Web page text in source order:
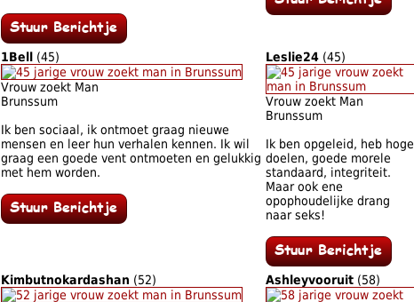
1Bell (45)
Vrouw zoekt Man
Brunssum
Ik ben sociaal, ik ontmoet graag nieuwe
mensen en leer hun verhalen kennen. Ik wil
graag een goede vent ontmoeten en gelukkig
met hem worden.
Leslie24 (45)
Vrouw zoekt Man
Brunssum
Ik ben opgeleid, heb hoge
doelen, goede morele
standaard, integriteit.
Maar ook ene
opophoudelijke drang
naar seks!
Kimbutnokardashan (52) Ashleyvooruit (58)